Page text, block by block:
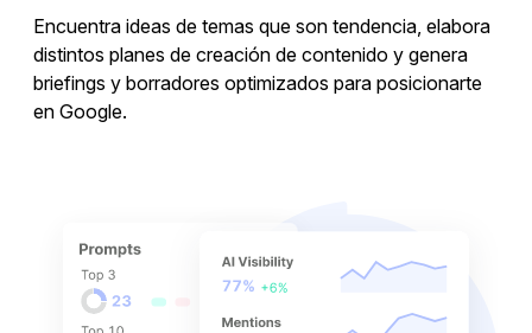
Encuentra ideas de temas que son tendencia, elabora
distintos planes de creación de contenido y genera
briefings y borradores optimizados para posicionarte
en Google.